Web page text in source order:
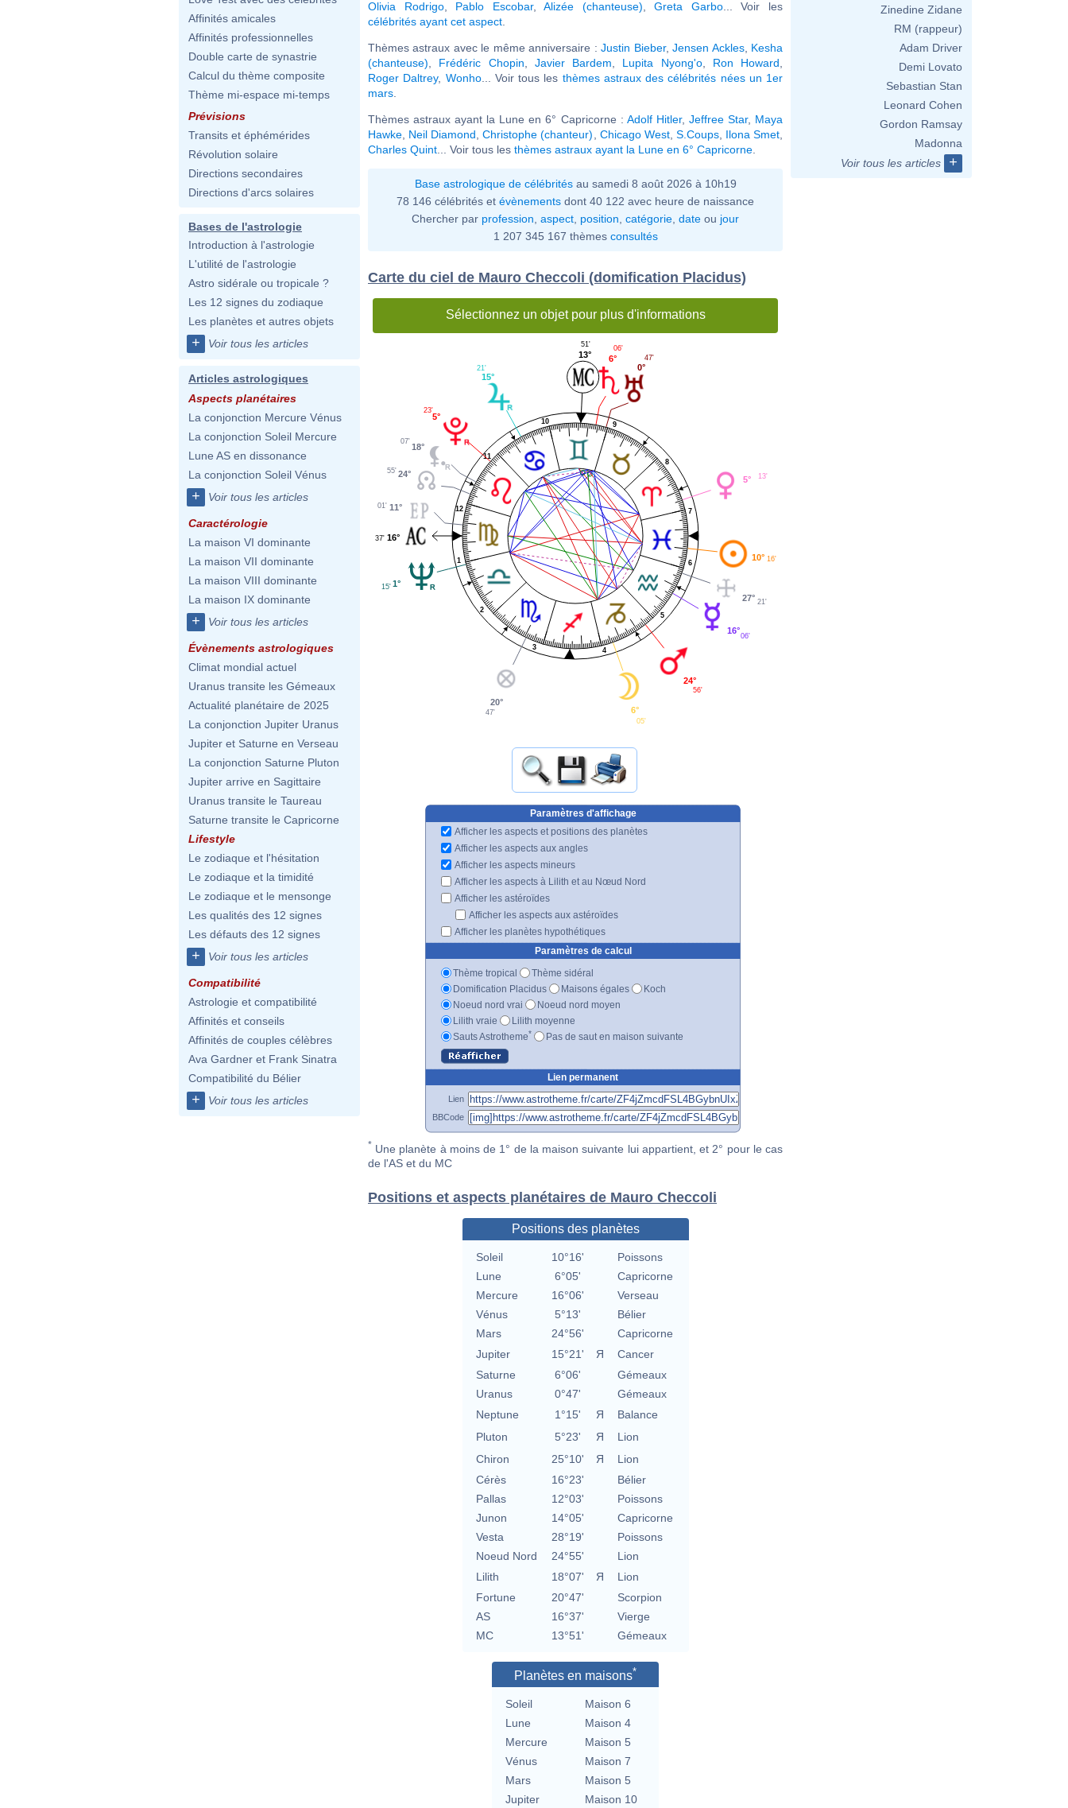
Affinités amicales
Affinités professionnelles
Double carte de synastrie
Calcul du thème composite
Thème mi-espace mi-temps
Prévisions
Transits et éphémérides
Révolution solaire
Directions secondaires
Directions d'arcs solaires
Bases de l'astrologie
Introduction à l'astrologie
L'utilité de l'astrologie
Astro sidérale ou tropicale ?
Les 12 signes du zodiaque
Les planètes et autres objets
+ Voir tous les articles
Articles astrologiques
Aspects planétaires
La conjonction Mercure Vénus
La conjonction Soleil Mercure
Lune AS en dissonance
La conjonction Soleil Vénus
+ Voir tous les articles
Caractérologie
La maison VI dominante
La maison VII dominante
La maison VIII dominante
La maison IX dominante
+ Voir tous les articles
Évènements astrologiques
Climat mondial actuel
Uranus transite les Gémeaux
Actualité planétaire de 2025
La conjonction Jupiter Uranus
Jupiter et Saturne en Verseau
La conjonction Saturne Pluton
Jupiter arrive en Sagittaire
Uranus transite le Taureau
Saturne transite le Capricorne
Lifestyle
Le zodiaque et l'hésitation
Le zodiaque et la timidité
Le zodiaque et le mensonge
Les qualités des 12 signes
Les défauts des 12 signes
+ Voir tous les articles
Compatibilité
Astrologie et compatibilité
Affinités et conseils
Affinités de couples célèbres
Ava Gardner et Frank Sinatra
Compatibilité du Bélier
+ Voir tous les articles
Olivia Rodrigo, Pablo Escobar,Alizée (chanteuse) ,Greta Garbo... Voir les
célébrités ayant cet aspect
Thèmes astraux avec le même anniversaire :Justin Bieber,Jensen Ackles, Kesha
(chanteuse)
Frédéric Chopin Javier Bardem Lupita Nyong'o, Ron Howard
Roger Daltrey, Wonho... Voir tous les thèmes astraux des célébrités nées un 1er
mars
Thèmes astraux ayant la Lune en 6° Capricorne : Adolf Hitler, Jeffree Star, Maya
Hawke Neil Diamond ,Christophe (chanteur) Chicago West, S.Coups, Ilona Smet
Charles Quint ... Voir tous les thèmes astraux ayant la Lune en 6° Capricorne
Base astrologique de célébritésau samedi 8 août 2026 à 10h19
78 146 célébrités et évènements dont 40 122 avec heure de naissance
Chercher par profession aspect position catégorie date ou jour
1 207 345 167 thèmes consultés
Carte du ciel de Mauro Checcoli (domification Placidus)
Sélectionnez un objet pour plus d'informations
1
2
3 4
5
6
7
8
9
10
11
12
5° 13'
0°
47'
6°
06'
13°
51'
15°
21'
5°
23'
18°
07'
24°
55'
11°
01'
16°
37'
1°
15'
20°
47' 6°
05'
24°
56'
16°
06'
27° 21'
10° 16'
Paramètres d'affichage
Afficher les aspects et positions des planètes
Afficher les aspects aux angles
Afficher les aspects mineurs
Afficher les aspects à Lilith et au Nœud Nord
Afficher les astéroïdes
Afficher les aspects aux astéroïdes
Afficher les planètes hypothétiques
Paramètres de calcul
Thème tropical
Thème sidéral
Domification Placidus
Maisons égales
Koch
Noeud nord vrai
Noeud nord moyen
Lilith vraie
Lilith moyenne
Sauts Astrotheme* Pas de saut en maison suivante
Lien permanent
Lien
BBCode
* Une planète à moins de 1° de la maison suivante lui appartient, et 2° pour le cas
de l'AS et du MC
Positions et aspects planétaires de Mauro Checcoli
Positions des planètes
Soleil 10°16'
Poissons
Lune
6°05'
Capricorne
Mercure
16°06'
Verseau
Vénus
5°13'
Bélier
Mars
24°56'
Capricorne
Jupiter
15°21' Я
Cancer
Saturne
6°06'
Gémeaux
Uranus
0°47'
Gémeaux
Neptune
1°15' Я
Balance
Pluton
5°23' Я
Lion
Chiron
25°10' Я
Lion
Cérès
16°23'
Bélier
Pallas
12°03'
Poissons
Junon
14°05'
Capricorne
Vesta
28°19'
Poissons
Noeud Nord
24°55'
Lion
Lilith
18°07' Я
Lion
Fortune
20°47'
Scorpion
AS
16°37'
Vierge
MC
13°51' Gémeaux
Planètes en maisons*
Soleil
Maison 6
Lune
Maison 4
Mercure
Maison 5
Vénus
Maison 7
Mars
Maison 5
Jupiter
Maison 10
Zinedine Zidane
RM (rappeur)
Adam Driver
Demi Lovato
Sebastian Stan
Leonard Cohen
Gordon Ramsay
Madonna
Voir tous les articles
+